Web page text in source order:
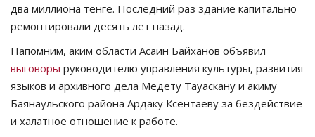
два миллиона тенге. Последний раз здание капитально
ремонтировали десять лет назад.
Напомним, аким области Асаин Байханов объявил
выговоры руководителю управления культуры, развития
языков и архивного дела Медету Тауаскану и акиму
Баянаульского района Ардаку Ксентаеву за бездействие
и халатное отношение к работе.